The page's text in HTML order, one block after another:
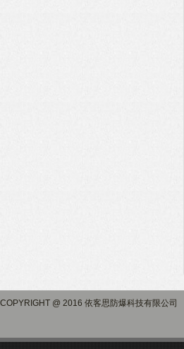
COPYRIGHT @ 2016 依客思防爆科技有限公司